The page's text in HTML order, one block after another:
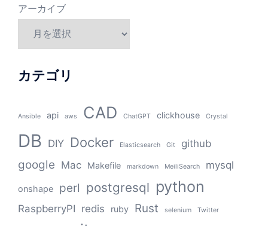
アーカイブ
カテゴリ
Ansible api aws CAD ChatGPT clickhouse Crystal
DB DIY Docker Elasticsearch Git github
google Mac Makefile markdown MeiliSearch mysql
onshape perl postgresql python
RaspberryPI redis ruby Rust selenium Twitter